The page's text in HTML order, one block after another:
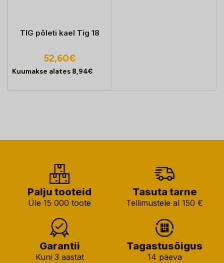
TIG põleti kael Tig 18
52,60€
Kuumakse alates 8,94€
Palju tooteid
Üle 15 000 toote
Tasuta tarne
Tellimustele al 150 €
Garantii
Kuni 3 aastat
Tagastusõigus
14 päeva